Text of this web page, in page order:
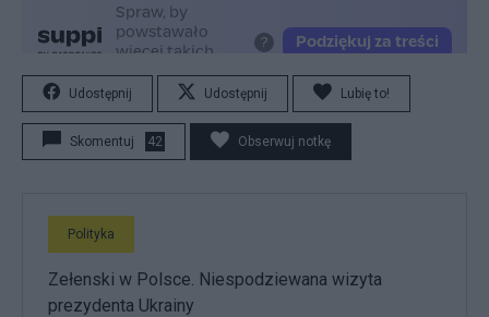
Udostępnij Udostępnij Lubię to!
Skomentuj 42 Obserwuj notkę
Polityka
Zełenski w Polsce. Niespodziewana wizyta
prezydenta Ukrainy